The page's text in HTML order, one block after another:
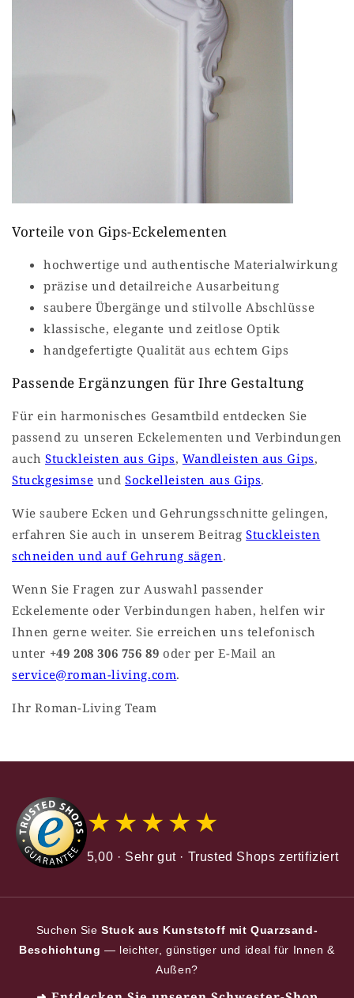
Vorteile von Gips-Eckelementen
hochwertige und authentische Materialwirkung
präzise und detailreiche Ausarbeitung
saubere Übergänge und stilvolle Abschlüsse
klassische, elegante und zeitlose Optik
handgefertigte Qualität aus echtem Gips
Passende Ergänzungen für Ihre Gestaltung
Für ein harmonisches Gesamtbild entdecken Sie
passend zu unseren Eckelementen und Verbindungen
auch Stuckleisten aus Gips, Wandleisten aus Gips,
Stuckgesimse undSockelleisten aus Gips.
Wie saubere Ecken und Gehrungsschnitte gelingen,
erfahren Sie auch in unserem BeitragStuckleisten
schneiden und auf Gehrung sägen.
Wenn Sie Fragen zur Auswahl passender
Eckelemente oder Verbindungen haben, helfen wir
Ihnen gerne weiter. Sie erreichen uns telefonisch
unter +49 208 306 756 89 oder per E-Mail an
service@roman-living.com.
Ihr Roman-Living Team
★★★★★
5,00 · Sehr gut · Trusted Shops zertifiziert
Suchen SieStuck aus Kunststoff mit Quarzsand-
Beschichtung — leichter, günstiger und ideal für Innen &
Außen?